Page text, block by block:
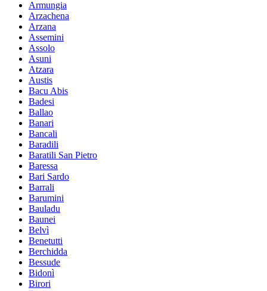
Armungia
Arzachena
Arzana
Assemini
Assolo
Asuni
Atzara
Austis
Bacu Abis
Badesi
Ballao
Banari
Bancali
Baradili
Baratili San Pietro
Baressa
Bari Sardo
Barrali
Barumini
Bauladu
Baunei
Belvì
Benetutti
Berchidda
Bessude
Bidonì
Birori